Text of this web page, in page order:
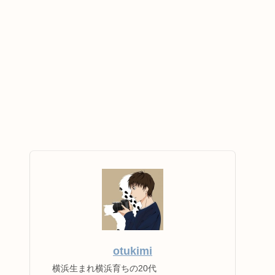
otukimi
横浜生まれ横浜育ちの20代